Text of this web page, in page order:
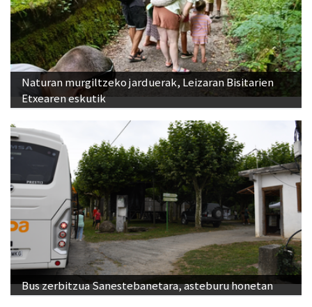
Naturan murgiltzeko jarduerak, Leizaran Bisitarien
Etxearen eskutik
Bus zerbitzua Sanestebanetara, asteburu honetan